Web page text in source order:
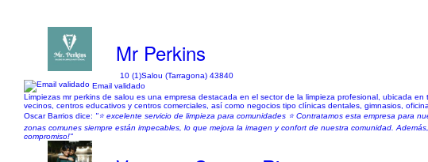
Mr Perkins
10 (1)Salou (Tarragona) 43840
Email validado
Limpiezas mr perkins de salou es una empresa destacada en el sector de la limpieza profesional, ubicada
vecinos, centros educativos y centros comerciales, así como negocios tipo clínicas dentales, gimnasios,
Oscar Barrios dice: "⭐ excelente servicio de limpieza para comunidades ⭐ Contratamos esta empresa
zonas comunes siempre están impecables, lo que mejora la imagen y confort de nuestra comunidad.
compromiso!"